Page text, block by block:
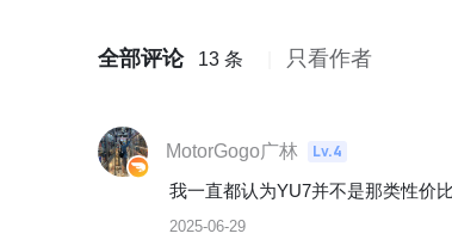
全部评论 13 条 只看作者
MotorGogo广林 Lv.4
我一直都认为YU7并不是那类性价
2025-06-29